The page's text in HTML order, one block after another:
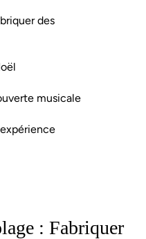
des
musicale
: Fabriquer